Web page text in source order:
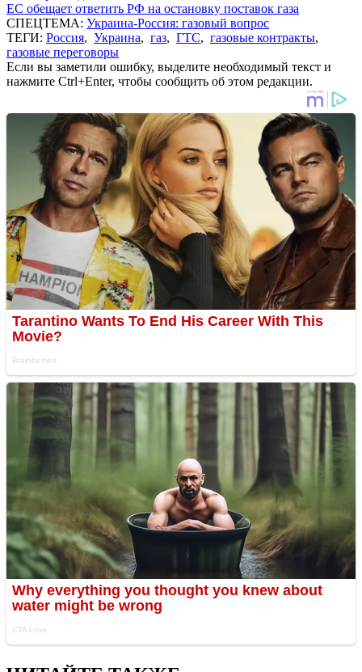
ЕС обещает ответить РФ на остановку поставок газа
СПЕЦТЕМА: Украина-Россия: газовый вопрос
ТЕГИ: Россия, Украина, газ, ГТС, газовые контракты,
газовые переговоры
Если вы заметили ошибку, выделите необходимый текст и
нажмите Ctrl+Enter, чтобы сообщить об этом редакции.